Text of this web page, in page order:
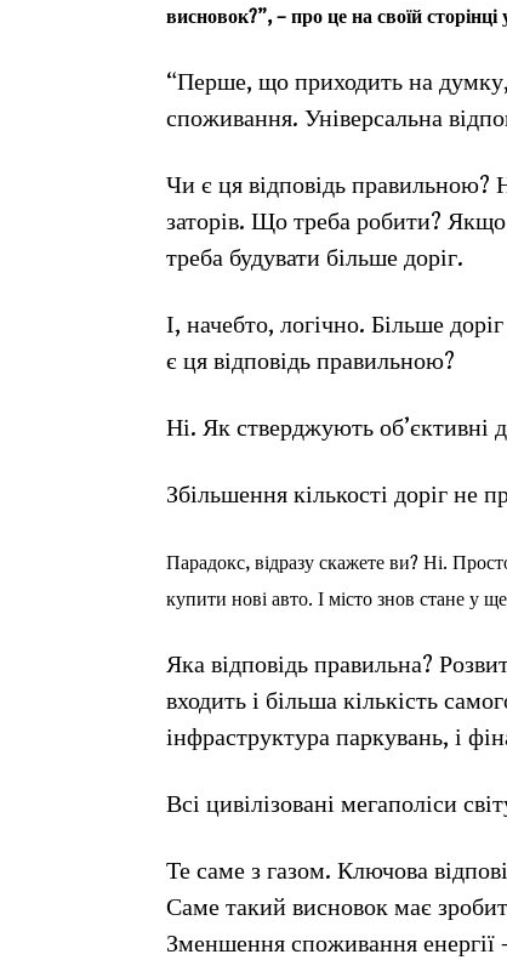
висновок?”, – про це на своїй
“Перше, що приходить на думку,
споживання. Універсальна
Чи є ця відповідь правильною?
заторів. Що треба робити?
треба будувати більше доріг.
І, начебто, логічно. Більше
є ця відповідь правильною?
Ні. Як стверджують об’єктивні
Збільшення кількості доріг не
Парадокс, відразу скажете ви? Ні.
купити нові авто. І місто знов стане у
Яка відповідь правильна?
входить і більша кількість
інфраструктура паркувань, і
Всі цивілізовані мегаполіси
Те саме з газом. Ключова
Саме такий висновок має
Зменшення споживання енергії